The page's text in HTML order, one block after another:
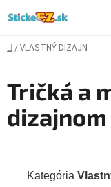
na
obsah
Domov
/VLASTNÝ DIZAJN
Tričká a
dizajnom
Kategória